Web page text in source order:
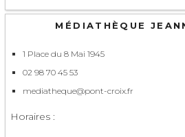
MÉDIATHÈQUE
1 Place du 8 Mai 1945
02 98 70 45 53
mediatheque@pont-croix.fr
Horaires :